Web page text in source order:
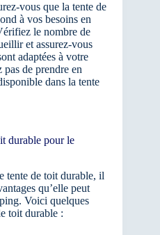
vous que la tente de
à vos besoins en
le nombre de
et assurez-vous
adaptées à votre
de prendre en
dans la tente
durable pour le
tente de toit durable, il
qu’elle peut
Voici quelques
toit durable :